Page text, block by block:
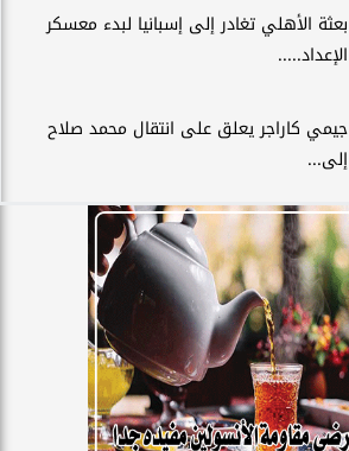
بعثة الأهلي تغادر إلى إسبانيا لبدء معسكر
الإعداد.....
جيمي كاراجر يعلق على انتقال محمد صلاح
إلى...